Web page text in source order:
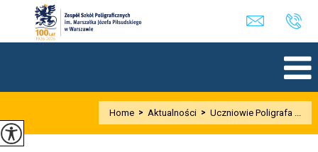
Home > Aktualności > Uczniowie Poligrafa ...